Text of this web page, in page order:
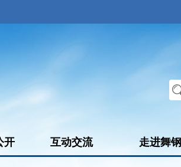
开 互动交流 走进舞钢